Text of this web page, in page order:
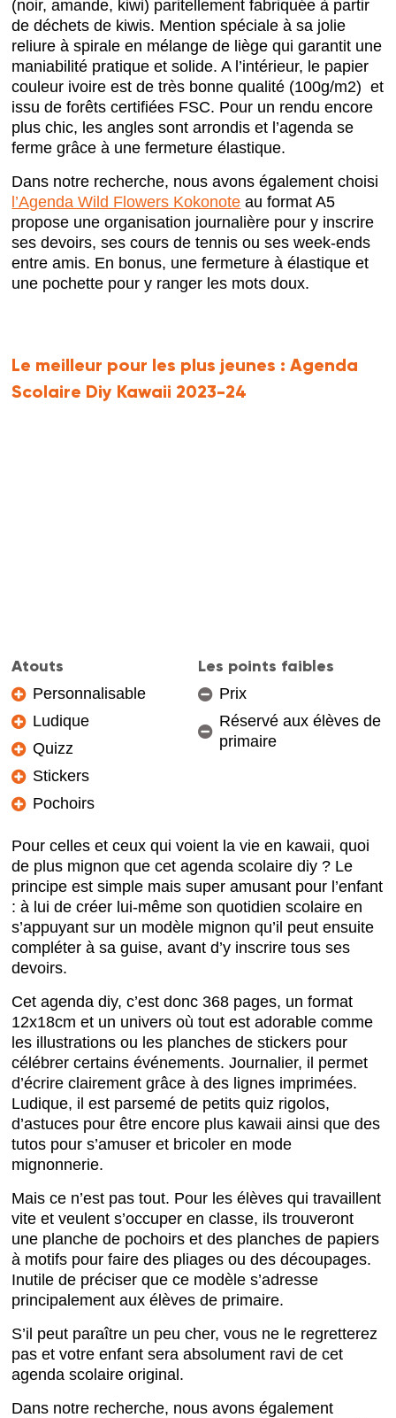
(noir, amande, kiwi) paritellement fabriquée à partir
de déchets de kiwis. Mention spéciale à sa jolie
reliure à spirale en mélange de liège qui garantit une
maniabilité pratique et solide. A l’intérieur, le papier
couleur ivoire est de très bonne qualité (100g/m2) et
issu de forêts certifiées FSC. Pour un rendu encore
plus chic, les angles sont arrondis et l’agenda se
ferme grâce à une fermeture élastique.
Dans notre recherche, nous avons également choisi
l’Agenda Wild Flowers Kokonote au format A5
propose une organisation journalière pour y inscrire
ses devoirs, ses cours de tennis ou ses week-ends
entre amis. En bonus, une fermeture à élastique et
une pochette pour y ranger les mots doux.
Le meilleur pour les plus jeunes :Agenda
Scolaire Diy Kawaii 2023-24
Atouts
Personnalisable
Ludique
Quizz
Stickers
Pochoirs
Les points faibles
Prix
Réservé aux élèves de
primaire
Pour celles et ceux qui voient la vie en kawaii, quoi
de plus mignon que cet agenda scolaire diy ? Le
principe est simple mais super amusant pour l’enfant
: à lui de créer lui-même son quotidien scolaire en
s’appuyant sur un modèle mignon qu’il peut ensuite
compléter à sa guise, avant d’y inscrire tous ses
devoirs.
Cet agenda diy, c’est donc 368 pages, un format
12x18cm et un univers où tout est adorable comme
les illustrations ou les planches de stickers pour
célébrer certains événements. Journalier, il permet
d’écrire clairement grâce à des lignes imprimées.
Ludique, il est parsemé de petits quiz rigolos,
d’astuces pour être encore plus kawaii ainsi que des
tutos pour s’amuser et bricoler en mode
mignonnerie.
Mais ce n’est pas tout. Pour les élèves qui travaillent
vite et veulent s’occuper en classe, ils trouveront
une planche de pochoirs et des planches de papiers
à motifs pour faire des pliages ou des découpages.
Inutile de préciser que ce modèle s’adresse
principalement aux élèves de primaire.
S’il peut paraître un peu cher, vous ne le regretterez
pas et votre enfant sera absolument ravi de cet
agenda scolaire original.
Dans notre recherche, nous avons également